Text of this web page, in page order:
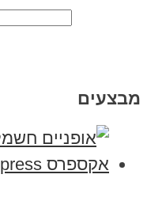
מבצעים